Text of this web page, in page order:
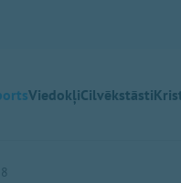
ViedokļiCilvēkstāsti